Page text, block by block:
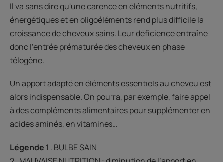
Il va sans dire qu'une carence en éléments nutritifs,
énergétiques et en oligoéléments rend plus difficile la
croissance de cheveux sains. Leur déficience entraîne
donc l'entrée prématurée des cheveux en phase
télogène.
Un apport adapté en éléments essentiels au cheveu est
alors indispensable. On pourra, par exemple, faire appel
à des compléments alimentaires pour supplémenter en
acides aminés, en vitamines…
Légende 1 . BULBE SAIN